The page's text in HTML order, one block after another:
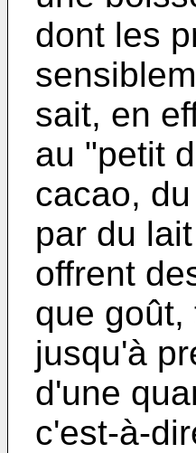
dont les
sait, en
au "petit
cacao,
par du
offrent
que goût,
jusqu'à
d'une
c'est-à-